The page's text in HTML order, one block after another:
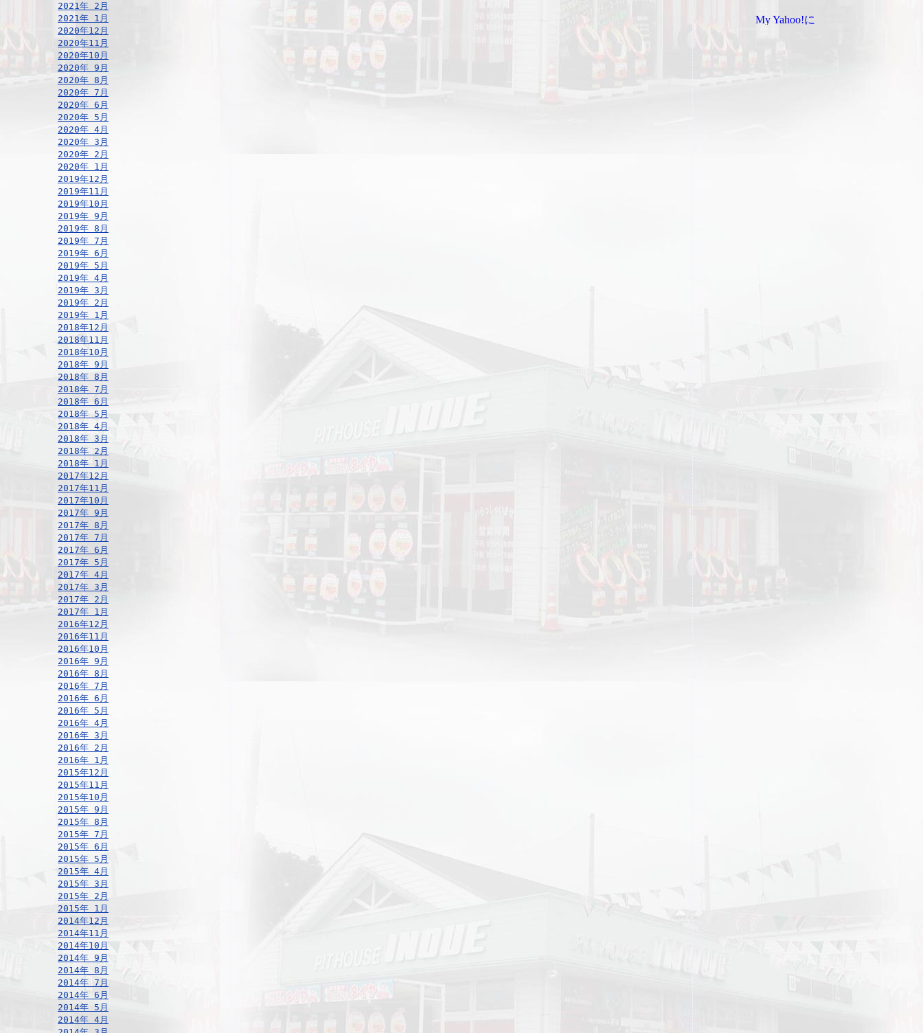
2021年 2月
2021年 1月
2020年12月
2020年11月
2020年10月
2020年 9月
2020年 8月
2020年 7月
2020年 6月
2020年 5月
2020年 4月
2020年 3月
2020年 2月
2020年 1月
2019年12月
2019年11月
2019年10月
2019年 9月
2019年 8月
2019年 7月
2019年 6月
2019年 5月
2019年 4月
2019年 3月
2019年 2月
2019年 1月
2018年12月
2018年11月
2018年10月
2018年 9月
2018年 8月
2018年 7月
2018年 6月
2018年 5月
2018年 4月
2018年 3月
2018年 2月
2018年 1月
2017年12月
2017年11月
2017年10月
2017年 9月
2017年 8月
2017年 7月
2017年 6月
2017年 5月
2017年 4月
2017年 3月
2017年 2月
2017年 1月
2016年12月
2016年11月
2016年10月
2016年 9月
2016年 8月
2016年 7月
2016年 6月
2016年 5月
2016年 4月
2016年 3月
2016年 2月
2016年 1月
2015年12月
2015年11月
2015年10月
2015年 9月
2015年 8月
2015年 7月
2015年 6月
2015年 5月
2015年 4月
2015年 3月
2015年 2月
2015年 1月
2014年12月
2014年11月
2014年10月
2014年 9月
2014年 8月
2014年 7月
2014年 6月
2014年 5月
2014年 4月